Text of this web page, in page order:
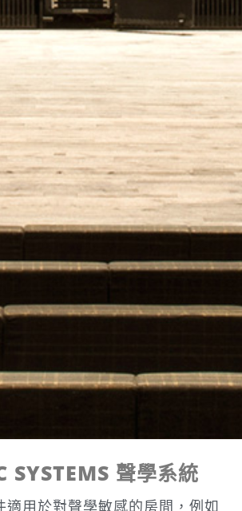
SYSTEMS 聲學系統
用於對聲學敏感的房間，例如